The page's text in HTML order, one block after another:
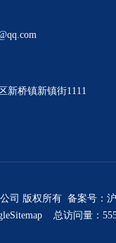
新桥镇新镇街1111
司 版权所有 备案号：
总访问量：